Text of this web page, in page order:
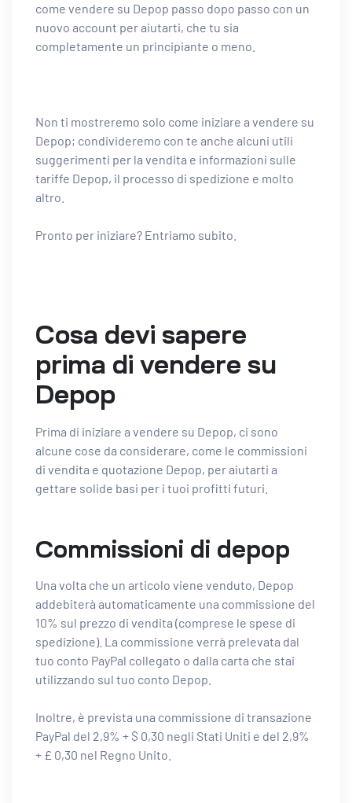
come vendere su Depop passo dopo passo con un
nuovo account per aiutarti, che tu sia
completamente un principiante o meno.
Non ti mostreremo solo come iniziare a vendere su
Depop; condivideremo con te anche alcuni utili
suggerimenti per la vendita e informazioni sulle
tariffe Depop, il processo di spedizione e molto
altro.
Pronto per iniziare? Entriamo subito.
Cosa devi sapere
prima di vendere su
Depop
Prima di iniziare a vendere su Depop, ci sono
alcune cose da considerare, come le commissioni
di vendita e quotazione Depop, per aiutarti a
gettare solide basi per i tuoi profitti futuri.
Commissioni di depop
Una volta che un articolo viene venduto, Depop
addebiterà automaticamente una commissione del
10% sul prezzo di vendita (comprese le spese di
spedizione). La commissione verrà prelevata dal
tuo conto PayPal collegato o dalla carta che stai
utilizzando sul tuo conto Depop.
Inoltre, è prevista una commissione di transazione
PayPal del 2,9% + $ 0,30 negli Stati Uniti e del 2,9%
+ £ 0,30 nel Regno Unito.